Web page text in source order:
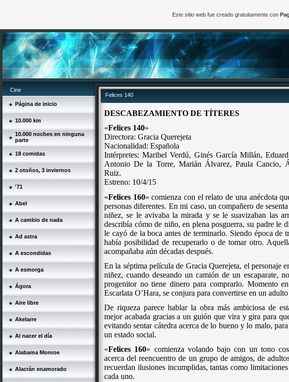
Cine
Página de inicio
10.000 km
10.000 noches en ninguna
parte
18 comidas
2 otoños, 3 inviernos
'71
Abel
A cambio de nada
Ad astra
A escondidas
A esmorga
Ágora
Aire libre
Akelarre
Al nacer el día
Alabama Monroe
Alacrán enamorado
Felices 140
DESCABEZAMIENTO DE TÍTERES
«Felices 140»
Directora: Gracia Querejeta
Nacionalidad: Española
Intérpretes: Maribel Verdú, Ginés García Millán,Eduard
Antonio De la Torre, Marián Álvarez, Paula Cancio,
Ruiz.
Estreno: 10/4/15
«Felices 160» comienza con el relato de una anécdota
personas diferentes. En mi caso, un compañero de
niñez, se le avivaba la mirada y se le suavizaban las
describía cómo de niño, en plena posguerra, su padre le
le cayó de la boca antes de terminarlo. Siendo época de
había posibilidad de recuperarlo o de tomar otro.
acompañaba aún décadas después.
En la séptima película de Gracia Querejeta, el personaje
niñez, cuando deseando un camión de un escaparate,
progenitor no tiene dinero para comprarlo. Momento
Escarlata O’Hara, se conjura para convertirse en un
De riqueza parece hablar la obra más ambiciosa de
mejor acabada gracias a un guión que vira y gira para
evitando sentar cátedra acerca de lo bueno y lo malo,
un estado social.
«Felices 160» comienza volando bajo con un tono
acerca del reencuentro de un grupo de amigos, de
recuerdan ilusiones incumplidas, tantas como
cada uno.
Este sitio web fue creado gratuitamente con